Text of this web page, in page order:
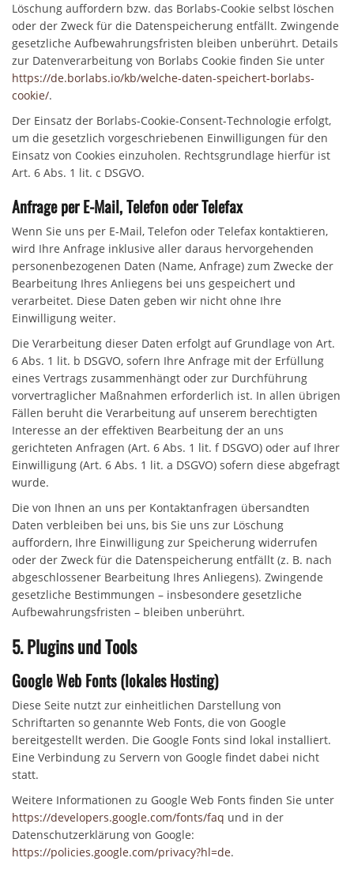
Löschung auffordern bzw. das Borlabs-Cookie selbst löschen
oder der Zweck für die Datenspeicherung entfällt. Zwingende
gesetzliche Aufbewahrungsfristen bleiben unberührt. Details
zur Datenverarbeitung von Borlabs Cookie finden Sie unter
https://de.borlabs.io/kb/welche-daten-speichert-borlabs-
cookie/.
Der Einsatz der Borlabs-Cookie-Consent-Technologie erfolgt,
um die gesetzlich vorgeschriebenen Einwilligungen für den
Einsatz von Cookies einzuholen. Rechtsgrundlage hierfür ist
Art. 6 Abs. 1 lit. c DSGVO.
Anfrage per E-Mail, Telefon oder Telefax
Wenn Sie uns per E-Mail, Telefon oder Telefax kontaktieren,
wird Ihre Anfrage inklusive aller daraus hervorgehenden
personenbezogenen Daten (Name, Anfrage) zum Zwecke der
Bearbeitung Ihres Anliegens bei uns gespeichert und
verarbeitet. Diese Daten geben wir nicht ohne Ihre
Einwilligung weiter.
Die Verarbeitung dieser Daten erfolgt auf Grundlage von Art.
6 Abs. 1 lit. b DSGVO, sofern Ihre Anfrage mit der Erfüllung
eines Vertrags zusammenhängt oder zur Durchführung
vorvertraglicher Maßnahmen erforderlich ist. In allen übrigen
Fällen beruht die Verarbeitung auf unserem berechtigten
Interesse an der effektiven Bearbeitung der an uns
gerichteten Anfragen (Art. 6 Abs. 1 lit. f DSGVO) oder auf Ihrer
Einwilligung (Art. 6 Abs. 1 lit. a DSGVO) sofern diese abgefragt
wurde.
Die von Ihnen an uns per Kontaktanfragen übersandten
Daten verbleiben bei uns, bis Sie uns zur Löschung
auffordern, Ihre Einwilligung zur Speicherung widerrufen
oder der Zweck für die Datenspeicherung entfällt (z. B. nach
abgeschlossener Bearbeitung Ihres Anliegens). Zwingende
gesetzliche Bestimmungen – insbesondere gesetzliche
Aufbewahrungsfristen – bleiben unberührt.
5. Plugins und Tools
Google Web Fonts (lokales Hosting)
Diese Seite nutzt zur einheitlichen Darstellung von
Schriftarten so genannte Web Fonts, die von Google
bereitgestellt werden. Die Google Fonts sind lokal installiert.
Eine Verbindung zu Servern von Google findet dabei nicht
statt.
Weitere Informationen zu Google Web Fonts finden Sie unter
https://developers.google.com/fonts/faq und in der
Datenschutzerklärung von Google:
https://policies.google.com/privacy?hl=de.